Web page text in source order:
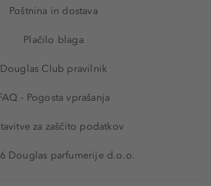
Poštnina in dostava
Plačilo blaga
Douglas Club pravilnik
- Pogosta vprašanja
za zaščito podatkov
Douglas parfumerije d.o.o.